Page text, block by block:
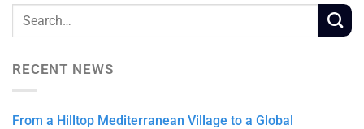
RECENT NEWS
From a Hilltop Mediterranean Village to a Global